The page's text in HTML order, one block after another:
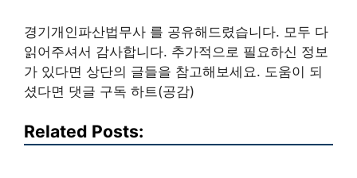
경기개인파산법무사 를 공유해드렸습니다. 모두 다
읽어주셔서 감사합니다. 추가적으로 필요하신 정보
가 있다면 상단의 글들을 참고해보세요. 도움이 되
셨다면 댓글 구독 하트(공감)
Related Posts: